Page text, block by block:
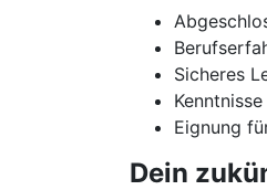
Sicheres
Eignung
Dein